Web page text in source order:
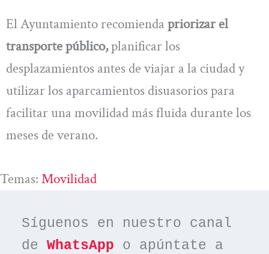
El Ayuntamiento recomienda priorizar el
transporte público,planificar los
desplazamientos antes de viajar a la ciudad y
utilizar los aparcamientos disuasorios para
facilitar una movilidad más fluida durante los
meses de verano.
Temas: Movilidad
Síguenos en nuestro canal
de WhatsApp o apúntate a